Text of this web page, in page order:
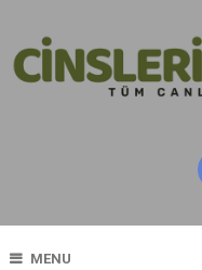
MENU